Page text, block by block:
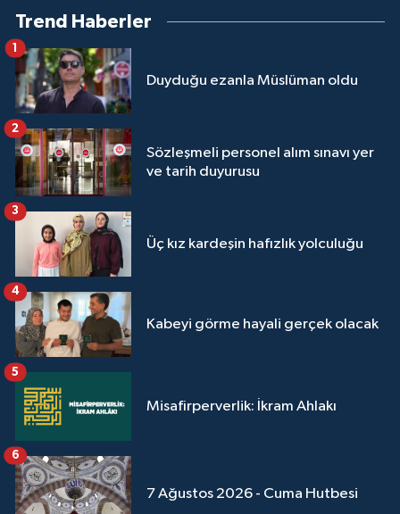
Trend Haberler
Duyduğu ezanla Müslüman oldu
1
Sözleşmeli personel alım sınavı yer
ve tarih duyurusu
2
Üç kız kardeşin hafızlık yolculuğu
3
Kabeyi görme hayali gerçek olacak
4
Misafirperverlik: İkram Ahlakı
5
7 Ağustos 2026 - Cuma Hutbesi
6
Tunceli Müftülüğü
Uşak Müftülüğü
Van Müftülüğü
Yalova Müftülüğü
Yozgat Müftülüğü